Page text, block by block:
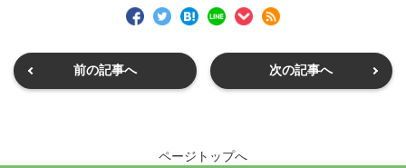
前の記事へ 次の記事へ
ページトップへ